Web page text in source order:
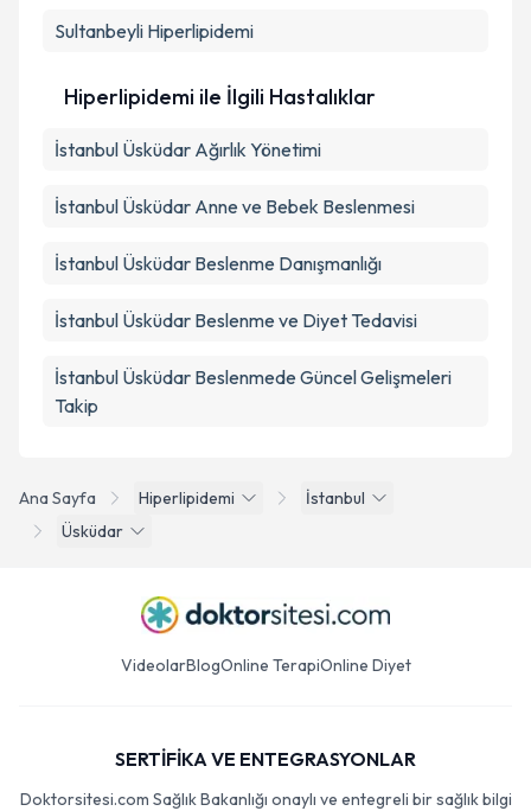
Ana Sayfa Hiperlipidemi
İstanbul
Üsküdar
Sultanbeyli Hiperlipidemi
Hiperlipidemi ile İlgili Hastalıklar
İstanbul Üsküdar Ağırlık Yönetimi
İstanbul Üsküdar Anne ve Bebek Beslenmesi
İstanbul Üsküdar Beslenme Danışmanlığı
İstanbul Üsküdar Beslenme ve Diyet Tedavisi
İstanbul Üsküdar Beslenmede Güncel Gelişmeleri
Takip
VideolarBlogOnline TerapiOnline Diyet
SERTİFİKA VE ENTEGRASYONLAR
Doktorsitesi.com Sağlık Bakanlığı onaylı ve entegreli bir sağlık bilgi